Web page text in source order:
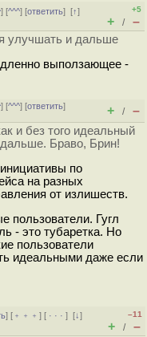
] [^^^] [ответить][↑]
+5
+ / –
улучшать и дальше
выползающее -
] [^^^] [ответить]
+ / –
и без того идеальный
Браво, Брин!
по
на разных
от излишеств.
пользователи. Гугл
- это тубаретка. Но
пользователи
идеальными даже если
] [ ﹢﹢﹢] [ · · ·][↓]
–11
+ / –